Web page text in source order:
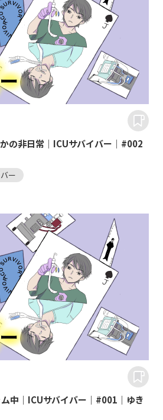
の非日常｜ICUサバイバー｜#002
ー
中｜ICUサバイバー｜#001｜ゆき